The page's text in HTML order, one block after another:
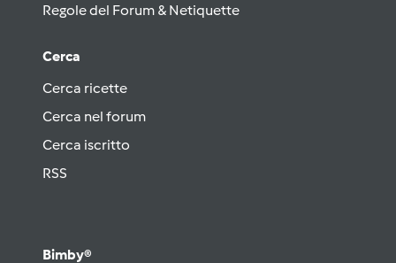
Regole del Forum & Netiquette
Cerca
Cerca ricette
Cerca nel forum
Cerca iscritto
RSS
Bimby®